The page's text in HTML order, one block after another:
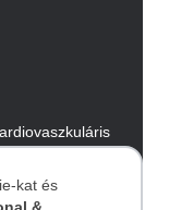
kat és